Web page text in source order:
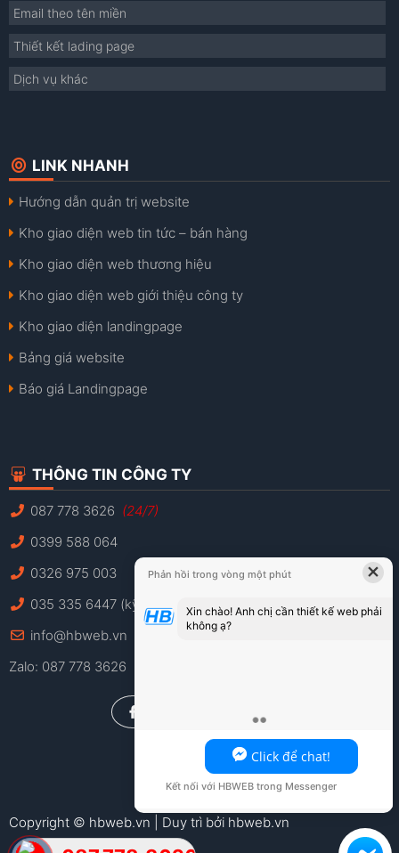
Email theo tên miền
Thiết kết lading page
Dịch vụ khác
LINK NHANH
Hướng dẫn quản trị website
Kho giao diện web tin tức – bán hàng
Kho giao diện web thương hiệu
Kho giao diện web giới thiệu công ty
Kho giao diện landingpage
Bảng giá website
Báo giá Landingpage
THÔNG TIN CÔNG TY
087 778 3626 (24/7)
0399 588 064
0326 975 003
035 335 6447 (kỹ thuật)
info@hbweb.vn
Zalo: 087 778 3626
Copyright © hbweb.vn | Duy trì bởi hbweb.vn
×
Phản hồi trong vòng một phút
Xin chào! Anh chị cần thiết kế web phải
không ạ?
Click để chat!
Kết nối với HBWEB trong Messenger